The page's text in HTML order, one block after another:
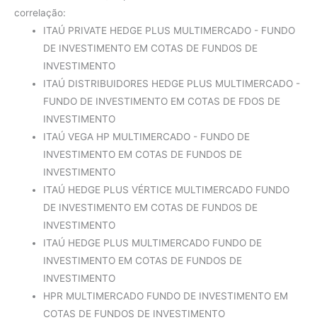
Fundo 14.91%
diferença 6.84%
2012 CDI 8.35%
diferença
correlação:
ITAÚ PRIVATE HEDGE PLUS MULTIMERCADO - FUNDO
DE INVESTIMENTO EM COTAS DE FUNDOS DE
INVESTIMENTO
ITAÚ DISTRIBUIDORES HEDGE PLUS MULTIMERCADO -
FUNDO DE INVESTIMENTO EM COTAS DE FDOS DE
INVESTIMENTO
ITAÚ VEGA HP MULTIMERCADO - FUNDO DE
INVESTIMENTO EM COTAS DE FUNDOS DE
INVESTIMENTO
ITAÚ HEDGE PLUS VÉRTICE MULTIMERCADO FUNDO
DE INVESTIMENTO EM COTAS DE FUNDOS DE
INVESTIMENTO
ITAÚ HEDGE PLUS MULTIMERCADO FUNDO DE
INVESTIMENTO EM COTAS DE FUNDOS DE
INVESTIMENTO
HPR MULTIMERCADO FUNDO DE INVESTIMENTO EM
COTAS DE FUNDOS DE INVESTIMENTO